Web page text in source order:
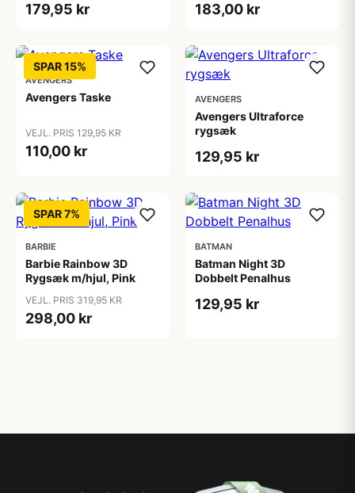
179,95 kr 183,00 kr
SPAR 15%
AVENGERS
Avengers Taske
VEJL. PRIS 129,95 KR
110,00 kr
AVENGERS
Avengers Ultraforce
rygsæk
129,95 kr
SPAR 7%
BARBIE
Barbie Rainbow 3D
Rygsæk m/hjul, Pink
VEJL. PRIS 319,95 KR
298,00 kr
BATMAN
Batman Night 3D
Dobbelt Penalhus
129,95 kr